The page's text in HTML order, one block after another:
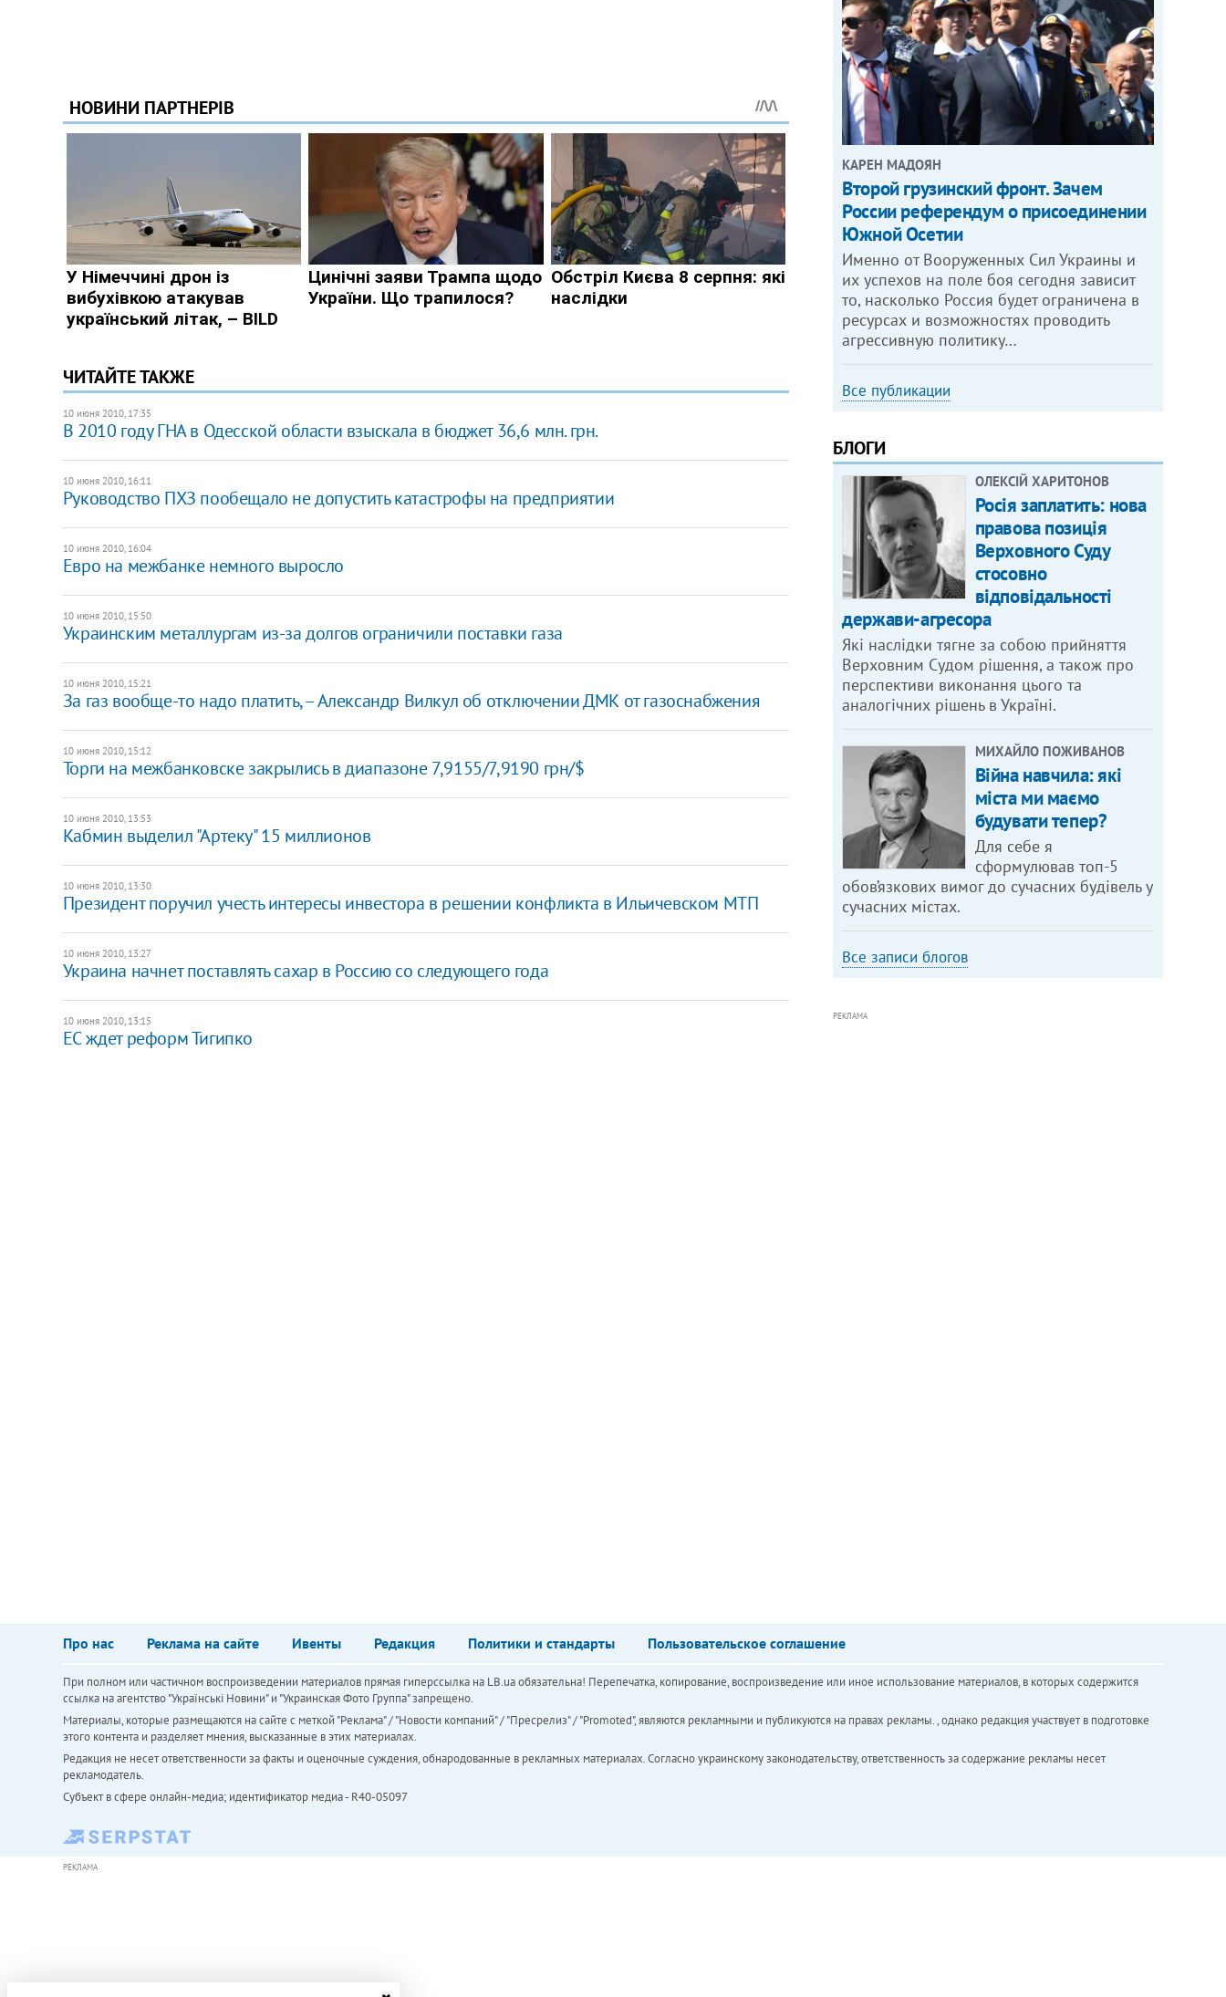
ЧИТАЙТЕ ТАКЖЕ
10 июня 2010, 17:35
В 2010 году ГНА в Одесской области взыскала в бюджет 36,6 млн. грн.
10 июня 2010, 16:11
Руководство ПХЗ пообещало не допустить катастрофы на предприятии
10 июня 2010, 16:04
Евро на межбанке немного выросло
10 июня 2010, 15:50
Украинским металлургам из-за долгов ограничили поставки газа
10 июня 2010, 15:21
За газ вообще-то надо платить, – Александр Вилкул об отключении ДМК от газоснабжения
10 июня 2010, 15:12
Торги на межбанковске закрылись в диапазоне 7,9155/7,9190 грн/$
10 июня 2010, 13:53
Кабмин выделил "Артеку" 15 миллионов
10 июня 2010, 13:30
Президент поручил учесть интересы инвестора в решении конфликта в Ильичевском МТП
10 июня 2010, 13:27
Украина начнет поставлять сахар в Россию со следующего года
10 июня 2010, 13:15
ЕС ждет реформ Тигипко
КАРЕН МАДОЯН
Второй грузинский фронт. Зачем
России референдум о присоединении
Южной Осетии
Именно от Вооруженных Сил Украины и
их успехов на поле боя сегодня зависит
то, насколько Россия будет ограничена в
ресурсах и возможностях проводить
агрессивную политику…
Все публикации
БЛОГИ
ОЛЕКСІЙ ХАРИТОНОВ
Росія заплатить: нова
правова позиція
Верховного Суду
стосовно
відповідальності
держави-агресора
Які наслідки тягне за собою прийняття
Верховним Судом рішення, а також про
перспективи виконання цього та
аналогічних рішень в Україні.
МИХАЙЛО ПОЖИВАНОВ
Війна навчила: які
міста ми маємо
будувати тепер?
Для себе я
сформулював топ-5
обов’язкових вимог до сучасних будівель у
сучасних містах.
Все записи блогов
РЕКЛАМА
Про нас Реклама на сайте Ивенты Редакция Политики и стандарты Пользовательское соглашение
При полном или частичном воспроизведении материалов прямая гиперссылка на LB.ua обязательна! Перепечатка, копирование, воспроизведение или иное использование материалов, в которых содержится
ссылка на агентство "Українськi Новини" и "Украинская Фото Группа" запрещено.
Материалы, которые размещаются на сайте с меткой "Реклама" / "Новости компаний" / "Пресрелиз" / "Promoted", являются рекламными и публикуются на правах рекламы. , однако редакция участвует в подготовке
этого контента и разделяет мнения, высказанные в этих материалах.
Редакция не несет ответственности за факты и оценочные суждения, обнародованные в рекламных материалах. Согласно украинскому законодательству, ответственность за содержание рекламы несет
рекламодатель.
Субъект в сфере онлайн-медиа; идентификатор медиа - R40-05097
РЕКЛАМА